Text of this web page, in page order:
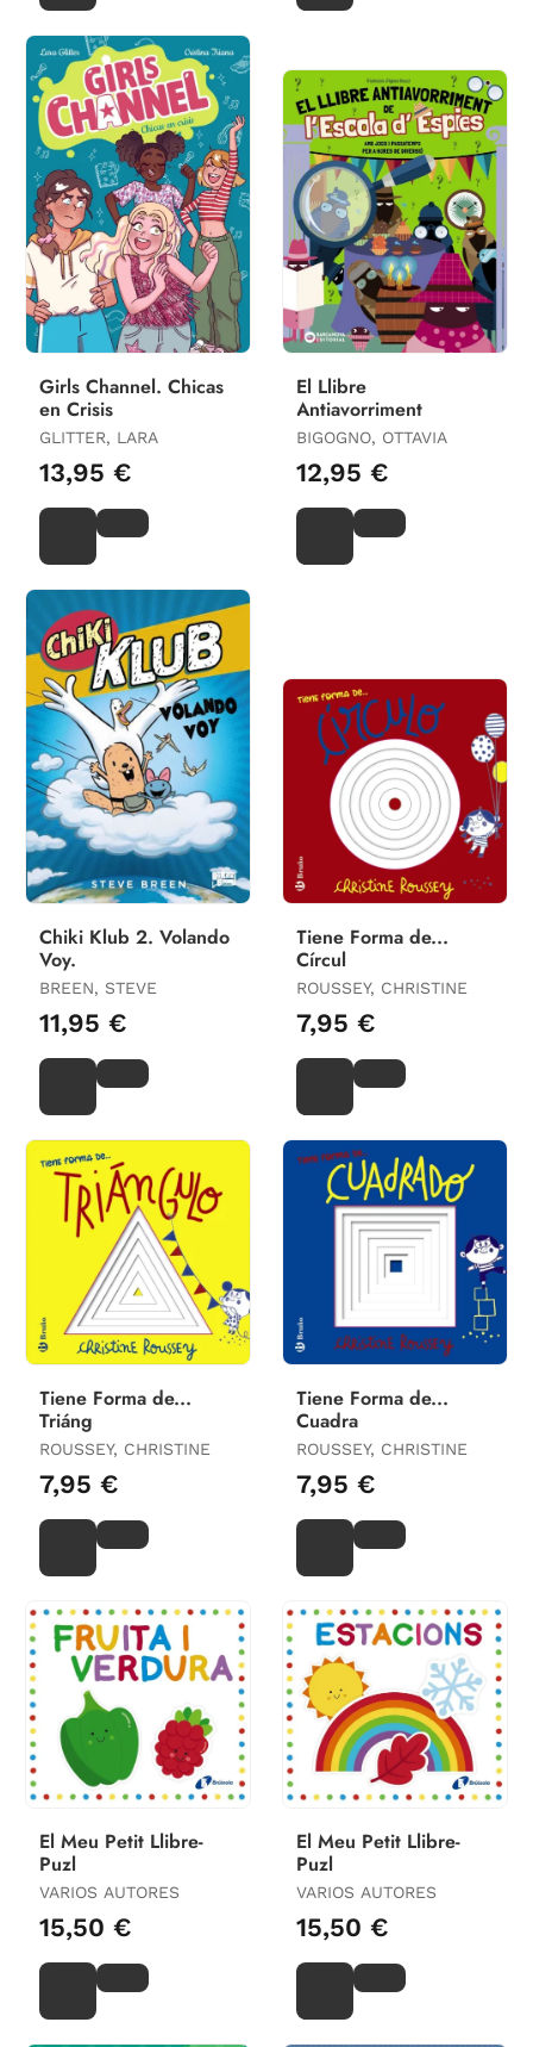
Girls Channel. Chicas
en Crisis
GLITTER, LARA
13,95 €
El Llibre
Antiavorriment
BIGOGNO, OTTAVIA
12,95 €
Chiki Klub 2. Volando
Voy.
BREEN, STEVE
11,95 €
Tiene Forma de...
Círcul
ROUSSEY, CHRISTINE
7,95 €
Tiene Forma de...
Triáng
ROUSSEY, CHRISTINE
7,95 €
Tiene Forma de...
Cuadra
ROUSSEY, CHRISTINE
7,95 €
El Meu Petit Llibre-
Puzl
VARIOS AUTORES
15,50 €
El Meu Petit Llibre-
Puzl
VARIOS AUTORES
15,50 €